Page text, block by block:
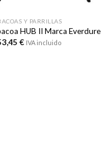
Y PARRILLAS
HUB II Marca Everdure
€ IVA incluido